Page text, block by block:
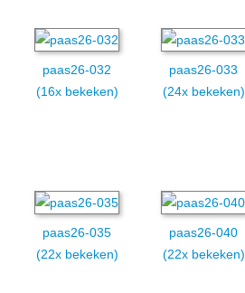
paas26-032
(16x bekeken)
paas26-033
(24x bekeken)
paas26-035
(22x bekeken)
paas26-040
(22x bekeken)